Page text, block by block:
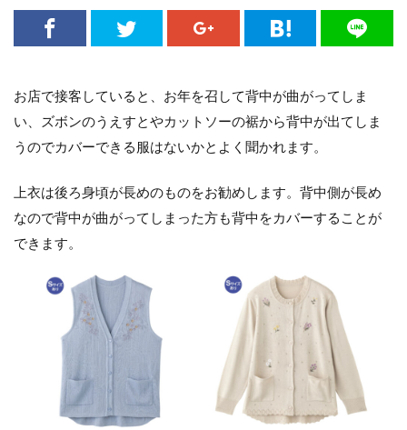
お店で接客していると、お年を召して背中が曲がってしま
い、ズボンのうえすとやカットソーの裾から背中が出てしま
うのでカバーできる服はないかとよく聞かれます。
上衣は後ろ身頃が長めのものをお勧めします。背中側が長め
なので背中が曲がってしまった方も背中をカバーすることが
できます。